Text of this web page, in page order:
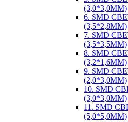
(3,0*3,0ММ)
6. SMD
(3,5*2,8ММ)
7. SMD
(3,5*3,5ММ)
8. SMD
(3,2*1,6ММ)
9. SMD
(2,0*3,0ММ)
10. SMD
(3,0*3,0ММ)
11. SMD
(5,0*5,0ММ)